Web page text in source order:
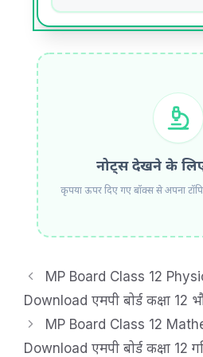
नोट्स देखने के
कृपया ऊपर दिए गए बॉक्स से अपना
MP Board Class 12
Download एमपी बोर्ड कक्षा 12
MP Board Class 12
Download एमपी बोर्ड कक्षा 12